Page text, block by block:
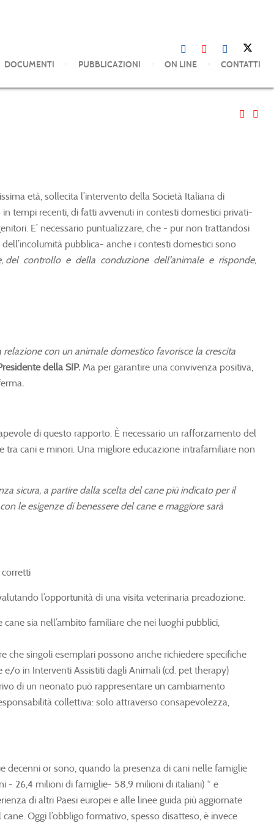
DOCUMENTI PUBBLICAZIONI ON LINE CONTATTI
età, sollecita l’intervento della Società Italiana di
in tempi recenti, di fatti avvenuti in contesti domestici privati-
E’ necessario puntualizzare, che - pur non trattandosi
pubblica- anche i contesti domestici sono
del controllo e della conduzione dell'animale e risponde,
relazione con un animale domestico favorisce la crescita
della SIP. Ma per garantire una convivenza positiva,
.
di questo rapporto. È necessario un rafforzamento del
tra cani e minori. Una migliore educazione intrafamiliare non
sicura, a partire dalla scelta del cane più indicato per il
le esigenze di benessere del cane e maggiore sarà
l’opportunità di una visita veterinaria preadozione.
sia nell’ambito familiare che nei luoghi pubblici,
che singoli esemplari possono anche richiedere specifiche
o in Interventi Assistiti dagli Animali (cd. pet therapy)
di un neonato può rappresentare un cambiamento
collettiva: solo attraverso consapevolezza,
decenni or sono, quando la presenza di cani nelle famiglie
- 26,4 milioni di famiglie- 58,9 milioni di italiani) * e
di altri Paesi europei e alle linee guida più aggiornate
Oggi l’obbligo formativo, spesso disatteso, è invece